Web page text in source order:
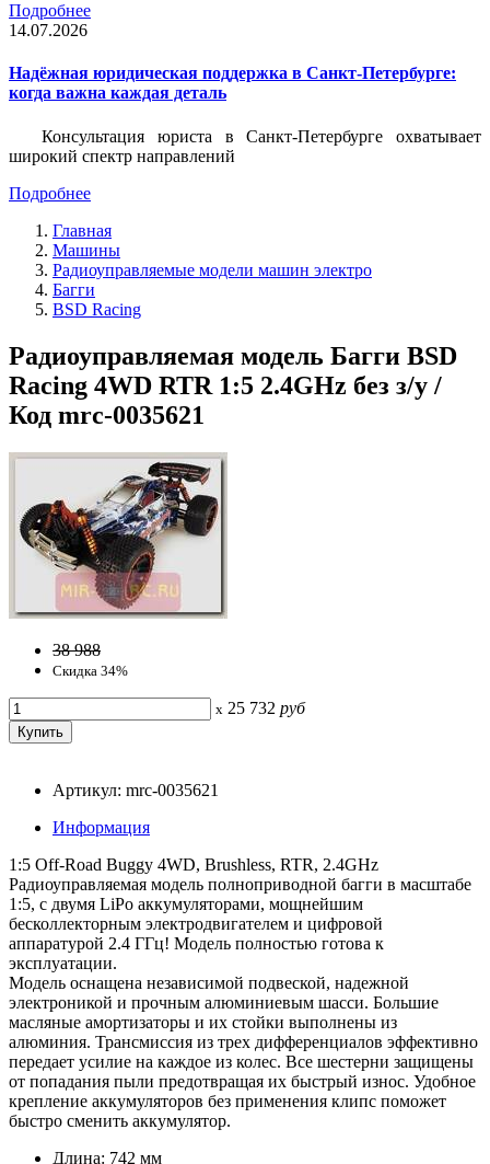
Подробнее
14.07.2026
Надёжная юридическая поддержка в Санкт-Петербурге:
когда важна каждая деталь
Консультация юриста в Санкт-Петербурге охватывает
широкий спектр направлений
Подробнее
Главная
Машины
Радиоуправляемые модели машин электро
Багги
BSD Racing
Радиоуправляемая модель Багги BSD
Racing 4WD RTR 1:5 2.4GHz без з/у /
Код mrc-0035621
38 988
Скидка 34%
x 25 732 руб
Артикул: mrc-0035621
Информация
1:5 Off-Road Buggy 4WD, Brushless, RTR, 2.4GHz
Радиоуправляемая модель полноприводной багги в масштабе
1:5, с двумя LiPo аккумуляторами, мощнейшим
бесколлекторным электродвигателем и цифровой
аппаратурой 2.4 ГГц! Модель полностью готова к
эксплуатации.
Модель оснащена независимой подвеской, надежной
электроникой и прочным алюминиевым шасси. Большие
масляные амортизаторы и их стойки выполнены из
алюминия. Трансмиссия из трех дифференциалов эффективно
передает усилие на каждое из колес. Все шестерни защищены
от попадания пыли предотвращая их быстрый износ. Удобное
крепление аккумуляторов без применения клипс поможет
быстро сменить аккумулятор.
Длина: 742 мм